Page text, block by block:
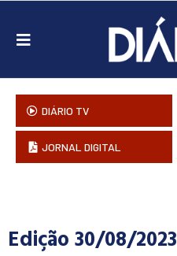
DIÁRIO TV
JORNAL DIGITAL
Edição 30/08/2023